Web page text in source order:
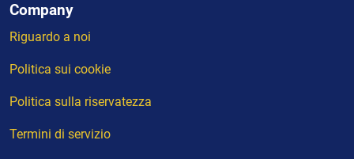
Company
Riguardo a noi
Politica sui cookie
Politica sulla riservatezza
Termini di servizio